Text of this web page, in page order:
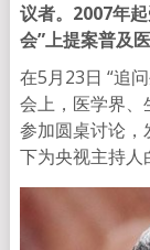
议者。2007年
会”上提案普及
在5月23日 “追
会上，医学界、
参加圆桌讨论，
下为央视主持人